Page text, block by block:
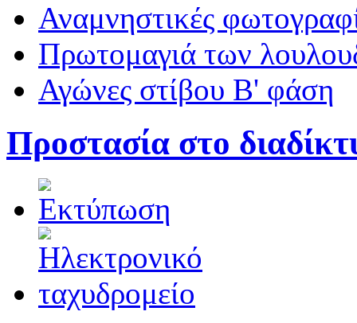
Αναμνηστικές
Πρωτομαγιά των
Αγώνες στίβου Β' φάση
Προστασία στο